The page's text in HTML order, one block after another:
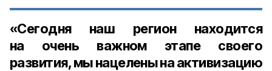
«Сегодня наш регион находится
на очень важном этапе своего
развития, мы нацелены на активизацию